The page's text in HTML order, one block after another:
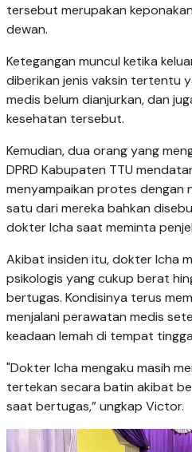
tersebut merupakan
dewan.
Ketegangan muncul ketika
diberikan jenis vaksin tertentu
medis belum dianjurkan, dan
kesehatan tersebut.
Kemudian, dua orang yang
DPRD Kabupaten TTU
menyampaikan protes dengan
satu dari mereka bahkan
dokter Icha saat meminta
Akibat insiden itu, dokter Icha
psikologis yang cukup berat
bertugas. Kondisinya terus
menjalani perawatan medis
keadaan lemah di tempat
"Dokter Icha mengaku masih
tertekan secara batin akibat
saat bertugas,” ungkap Victor.